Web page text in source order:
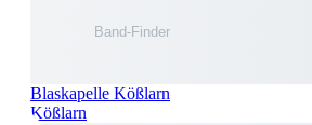
Blaskapelle Kößlarn
Kößlarn